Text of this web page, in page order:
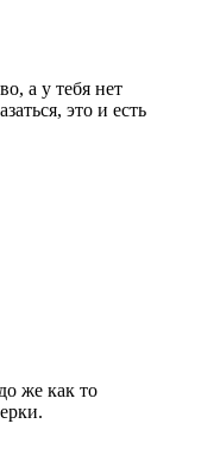
а у тебя нет
это и есть
же как то